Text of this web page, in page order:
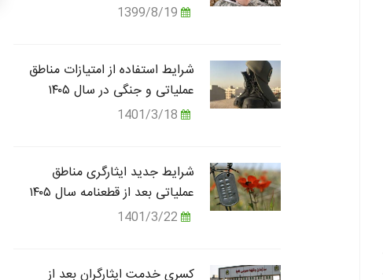
شرایط استفاده از امتیازات مناطق
عملیاتی و جنگی در سال ۱۴۰۵
شرایط جدید ایثارگری مناطق
عملیاتی بعد از قطعنامه سال ۱۴۰۵
کسری خدمت ایثارگران بعد از